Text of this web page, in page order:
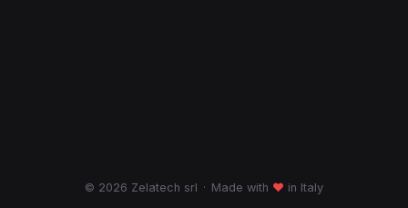
© 2026 Zelatech srl · Made with ♥ in Italy